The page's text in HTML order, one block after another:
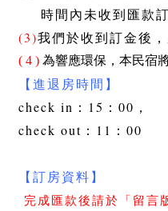
時間內未收到匯款訂
(3)我們於收到訂金後
( 4 ) 為響應環保，本民宿
【進退房時間】
check in：15：00，
check out：11：00
【訂房資料】
完成匯款後請於「留言